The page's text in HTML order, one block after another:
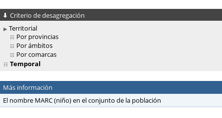
Criterio de desagregación
Territorial
Por provincias
Por ámbitos
Por comarcas
Temporal
Más información
El nombre MARC (niño) en el conjunto de la población